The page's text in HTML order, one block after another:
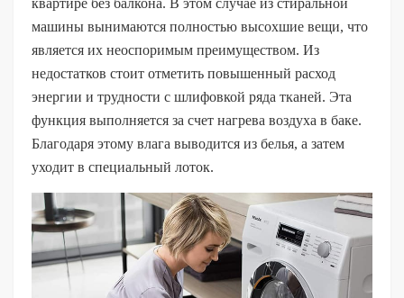
квартире без балкона. В этом случае из стиральной
машины вынимаются полностью высохшие вещи, что
является их неоспоримым преимуществом. Из
недостатков стоит отметить повышенный расход
энергии и трудности с шлифовкой ряда тканей. Эта
функция выполняется за счет нагрева воздуха в баке.
Благодаря этому влага выводится из белья, а затем
уходит в специальный лоток.